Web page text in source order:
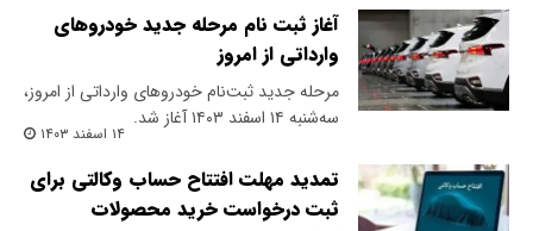
آغاز ثبت نام مرحله جدید خودروهای
وارداتی از امروز
مرحله جدید ثبت‌نام خودروهای وارداتی از امروز،
سه‌شنبه ۱۴ اسفند ۱۴۰۳ آغاز شد.
۱۴ اسفند ۱۴۰۳
تمدید مهلت افتتاح حساب وکالتی برای
ثبت درخواست خرید محصولات